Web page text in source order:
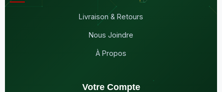
Livraison & Retours
Nous Joindre
À Propos
Votre Compte